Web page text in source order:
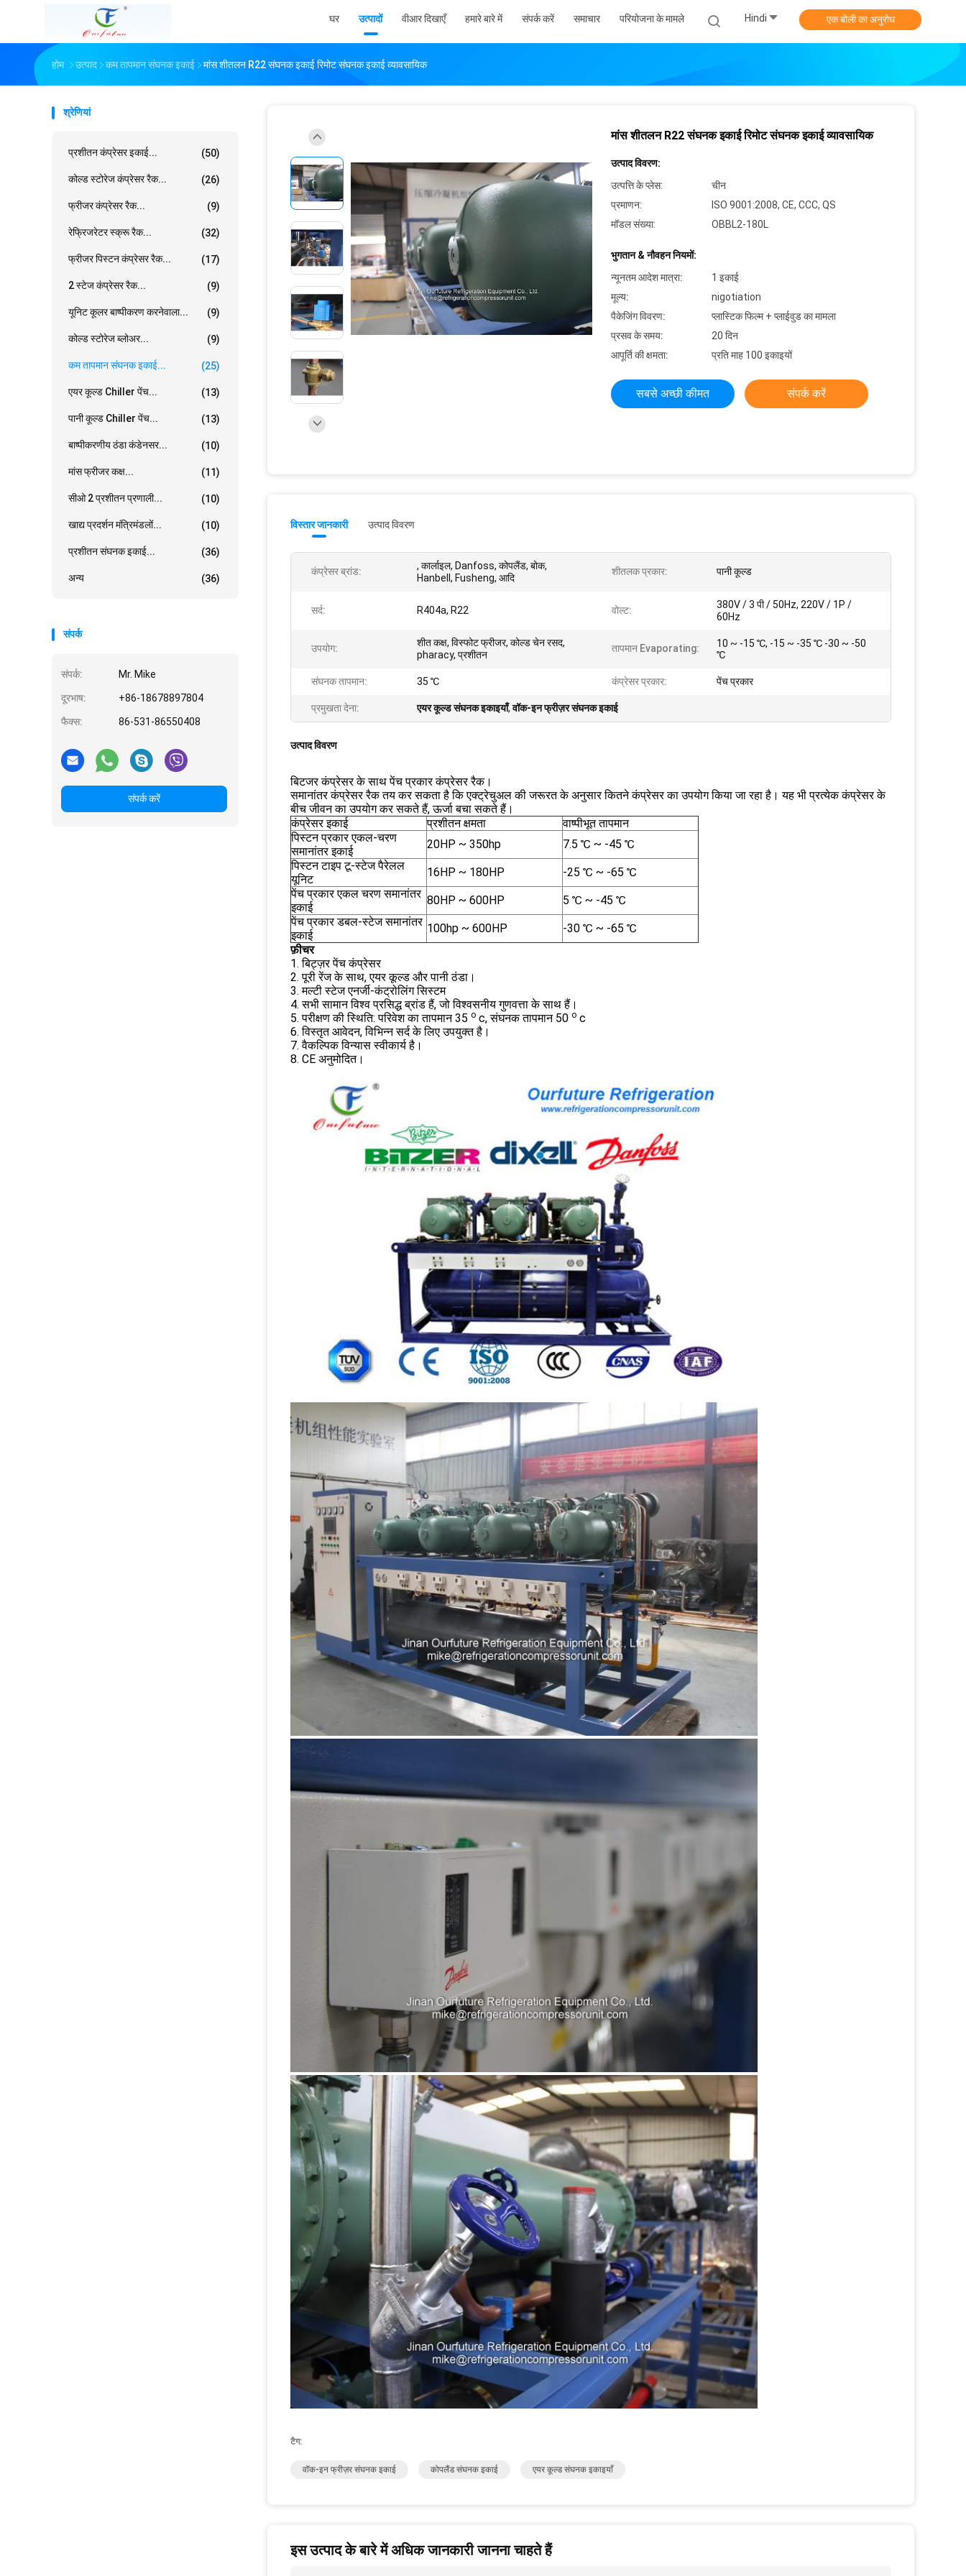
घर उत्पादों वीआर दिखाएँ हमारे बारे में संपर्क करें समाचार परियोजना के मामले Hindi एक बोली का अनुरोध
होम उत्पाद कम तापमान संघनक इकाई मांस शीतलन R22 संघनक इकाई रिमोट संघनक इकाई व्यावसायिक
श्रेणियां
प्रशीतन कंप्रेसर इकाई... (50)
कोल्ड स्टोरेज कंप्रेसर रैक... (26)
फ्रीजर कंप्रेसर रैक... (9)
रेफ्रिजरेटर स्क्रू रैक... (32)
फ्रीजर पिस्टन कंप्रेसर रैक... (17)
2 स्टेज कंप्रेसर रैक... (9)
यूनिट कूलर बाष्पीकरण करनेवाला... (9)
कोल्ड स्टोरेज ब्लोअर... (9)
कम तापमान संघनक इकाई... (25)
एयर कूल्ड Chiller पेंच... (13)
पानी कूल्ड Chiller पेंच... (13)
बाष्पीकरणीय ठंडा कंडेनसर... (10)
मांस फ्रीजर कक्ष... (11)
सीओ 2 प्रशीतन प्रणाली... (10)
खाद्य प्रदर्शन मंत्रिमंडलों... (10)
प्रशीतन संघनक इकाई... (36)
अन्य (36)
संपर्क
संपर्क: Mr. Mike
दूरभाष: +86-18678897804
फैक्स: 86-531-86550408
संपर्क करें
मांस शीतलन R22 संघनक इकाई रिमोट संघनक इकाई व्यावसायिक
उत्पाद विवरण:
उत्पत्ति के प्लेस:
चीन
प्रमाणन:
ISO 9001:2008, CE, CCC, QS
मॉडल संख्या:
OBBL2-180L
भुगतान & नौवहन नियमों:
न्यूनतम आदेश मात्रा:
1 इकाई
मूल्य:
nigotiation
पैकेजिंग विवरण:
प्लास्टिक फिल्म + प्लाईवुड का मामला
प्रसव के समय:
20 दिन
आपूर्ति की क्षमता:
प्रति माह 100 इकाइयों
सबसे अच्छी कीमत संपर्क करें
विस्तार जानकारी उत्पाद विवरण
कंप्रेसर ब्रांड:
, कार्लाइल, Danfoss, कोपलैंड, बोक,
Hanbell, Fusheng, आदि
शीतलक प्रकार: पानी कूल्ड
सर्द: R404a, R22 वोल्ट:
380V / 3 पी / 50Hz, 220V / 1P /
60Hz
उपयोग:
शीत कक्ष, विस्फोट फ्रीजर, कोल्ड चेन रसद,
pharacy, प्रशीतन
तापमान Evaporating:
10 ~ -15 ℃, -15 ~ -35 ℃ -30 ~ -50
℃
संघनक तापमान: 35 ℃ कंप्रेसर प्रकार: पेंच प्रकार
प्रमुखता देना: एयर कूल्ड संघनक इकाइयाँ,वॉक-इन फ्रीज़र संघनक इकाई
उत्पाद विवरण
बिटजर कंप्रेसर के साथ पेंच प्रकार कंप्रेसर रैक।
समानांतर कंप्रेसर रैक तय कर सकता है कि एक्ट्रेचुअल की जरूरत के अनुसार कितने कंप्रेसर का उपयोग किया जा रहा है। यह भी प्रत्येक कंप्रेसर के
बीच जीवन का उपयोग कर सकते हैं, ऊर्जा बचा सकते हैं।
कंप्रेसर इकाई
प्रशीतन क्षमता
वाष्पीभूत तापमान
पिस्टन प्रकार एकल-चरण
समानांतर इकाई
20HP ~ 350hp
7.5 ℃ ~ -45 ℃
पिस्टन टाइप टू-स्टेज पैरेलल
यूनिट
16HP ~ 180HP
-25 ℃ ~ -65 ℃
पेंच प्रकार एकल चरण समानांतर
इकाई
80HP ~ 600HP
5 ℃ ~ -45 ℃
पेंच प्रकार डबल-स्टेज समानांतर
इकाई
100hp ~ 600HP
-30 ℃ ~ -65 ℃
फ़ीचर
1. बिट्ज़र पेंच कंप्रेसर
2. पूरी रेंज के साथ, एयर कूल्ड और पानी ठंडा।
3. मल्टी स्टेज एनर्जी-कंट्रोलिंग सिस्टम
4. सभी सामान विश्व प्रसिद्ध ब्रांड हैं, जो विश्वसनीय गुणवत्ता के साथ हैं।
5. परीक्षण की स्थिति: परिवेश का तापमान 35 o c, संघनक तापमान 50 o c
6. विस्तृत आवेदन, विभिन्न सर्द के लिए उपयुक्त है।
7. वैकल्पिक विन्यास स्वीकार्य है।
8. CE अनुमोदित।
टैग:
वॉक-इन फ्रीज़र संघनक इकाई कोपलैंड संघनक इकाई एयर कूल्ड संघनक इकाइयाँ
इस उत्पाद के बारे में अधिक जानकारी जानना चाहते हैं